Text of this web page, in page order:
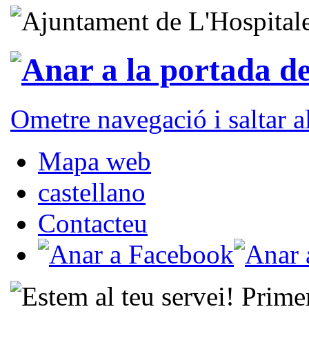
Ometre navegació i saltar
Mapa web
castellano
Contacteu